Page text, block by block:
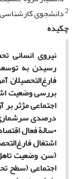
2دانشجوی
چکیده
نیروی انسانی
رسیدن به
بررسی وضعیت
۰سالة فعال
اشتغال
(سن, وضعیت
اجتماعی (سطح